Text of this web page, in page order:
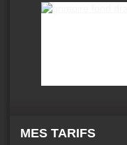
MES TARIFS